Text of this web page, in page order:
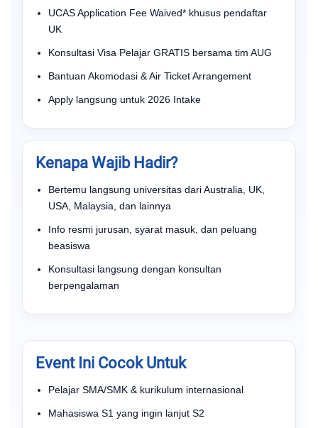
UCAS Application Fee Waived* khusus pendaftar
UK
Konsultasi Visa Pelajar GRATIS bersama tim AUG
Bantuan Akomodasi & Air Ticket Arrangement
Apply langsung untuk 2026 Intake
Kenapa Wajib Hadir?
Bertemu langsung universitas dari Australia, UK,
USA, Malaysia, dan lainnya
Info resmi jurusan, syarat masuk, dan peluang
beasiswa
Konsultasi langsung dengan konsultan
berpengalaman
Event Ini Cocok Untuk
Pelajar SMA/SMK & kurikulum internasional
Mahasiswa S1 yang ingin lanjut S2